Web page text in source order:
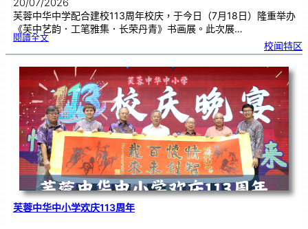
芙蓉中华中学配合建校113周年校庆，于今日（7月18日）隆重举办
《芙中艺韵．工笔雅集．长荣丹青》书画展。此次展…
閱讀全文:《
艺
．
工
笔
雅
．
长
荣
丹
青
》
书
画
展
开
幕
校闻特区
芙蓉中华中小学欢庆113周年